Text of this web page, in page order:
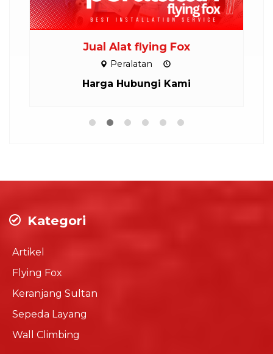
Jual Alat flying Fox
Peralatan
Harga Hubungi Kami
Kategori
Artikel
Flying Fox
Keranjang Sultan
Sepeda Layang
Wall Climbing